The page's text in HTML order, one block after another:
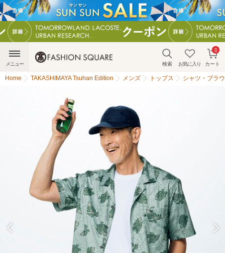
検索 お気に入り カート
0
メニュー
Home TAKASHIMAYA Tsuhan Edition メンズ トップス シャツ・ブラ